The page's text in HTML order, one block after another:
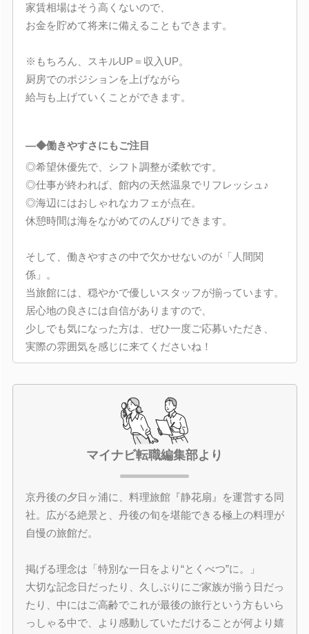
家賃相場はそう高くないので、
お金を貯めて将来に備えることもできます。
※もちろん、スキルUP＝収入UP。
厨房でのポジションを上げながら
給与も上げていくことができます。
―◆働きやすさにもご注目
◎希望休優先で、シフト調整が柔軟です。
◎仕事が終われば、館内の天然温泉でリフレッシュ♪
◎海辺にはおしゃれなカフェが点在。
休憩時間は海をながめてのんびりできます。
そして、働きやすさの中で欠かせないのが「人間関
係」。
当旅館には、穏やかで優しいスタッフが揃っています。
居心地の良さには自信がありますので、
少しでも気になった方は、ぜひ一度ご応募いただき、
実際の雰囲気を感じに来てくださいね！
マイナビ転職編集部より
京丹後の夕日ヶ浦に、料理旅館『静花扇』を運営する同
社。広がる絶景と、丹後の旬を堪能できる極上の料理が
自慢の旅館だ。
掲げる理念は「特別な一日をより“とくべつ”に。」
大切な記念日だったり、久しぶりにご家族が揃う日だっ
たり、中にはご高齢でこれが最後の旅行という方もいら
っしゃる中で、より感動していただけることが何より嬉